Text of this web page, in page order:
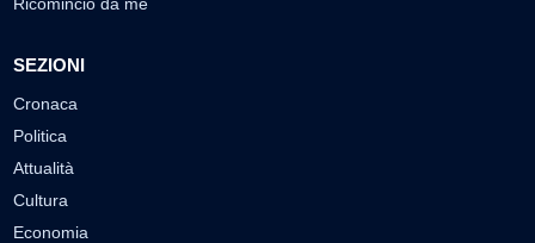
SEZIONI
Cronaca
Politica
Attualità
Cultura
Economia